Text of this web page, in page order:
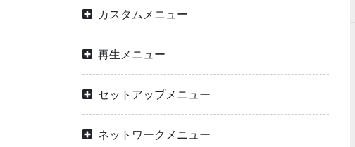
カスタムメニュー
再生メニュー
セットアップメニュー
ネットワークメニュー